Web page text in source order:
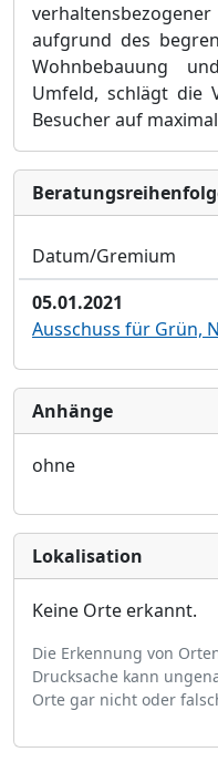
verhaltensbezogener
aufgrund des
Wohnbebauung
Umfeld, schlägt die
Besucher auf
Datum/Gremium
05.01.2021
Ausschuss für Grün,
Anhänge
ohne
Lokalisation
Keine Orte erkannt.
Die Erkennung von
Drucksache kann
Orte gar nicht oder